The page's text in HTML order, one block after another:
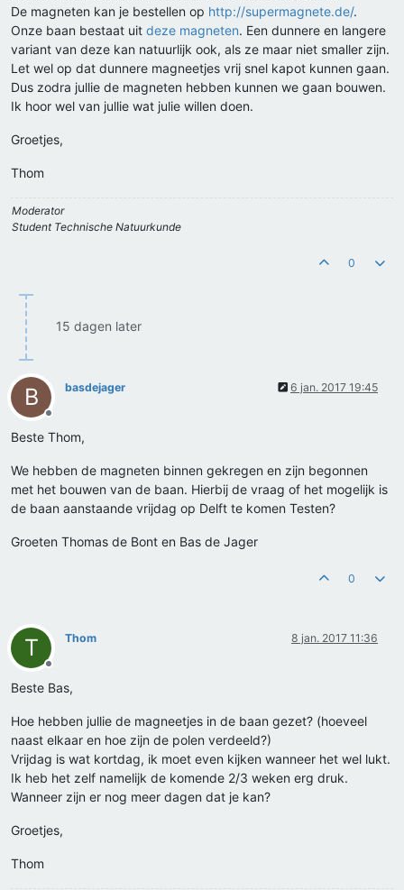
De magneten kan je bestellen op http://supermagnete.de/.
Onze baan bestaat uit deze magneten. Een dunnere en langere
variant van deze kan natuurlijk ook, als ze maar niet smaller zijn.
Let wel op dat dunnere magneetjes vrij snel kapot kunnen gaan.
Dus zodra jullie de magneten hebben kunnen we gaan bouwen.
Ik hoor wel van jullie wat julie willen doen.
Groetjes,
Thom
Moderator
Student Technische Natuurkunde
0
15 dagen later
B
Offline
basdejager 6 jan. 2017 19:45
Beste Thom,
We hebben de magneten binnen gekregen en zijn begonnen
met het bouwen van de baan. Hierbij de vraag of het mogelijk is
de baan aanstaande vrijdag op Delft te komen Testen?
Groeten Thomas de Bont en Bas de Jager
0
T
Offline
Thom 8 jan. 2017 11:36
Beste Bas,
Hoe hebben jullie de magneetjes in de baan gezet? (hoeveel
naast elkaar en hoe zijn de polen verdeeld?)
Vrijdag is wat kortdag, ik moet even kijken wanneer het wel lukt.
Ik heb het zelf namelijk de komende 2/3 weken erg druk.
Wanneer zijn er nog meer dagen dat je kan?
Groetjes,
Thom